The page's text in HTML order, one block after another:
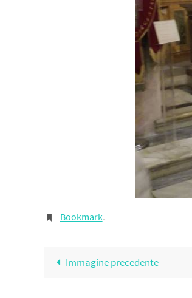
Bookmark.
Immagine precedente